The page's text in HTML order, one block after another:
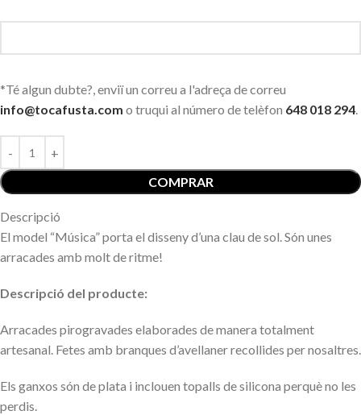
*Té algun dubte?, enviï un correu a l'adreça de correu
info@tocafusta.com o truqui al número de telèfon 648 018 294.
COMPRAR
Descripció
El model “Música” porta el disseny d’una clau de sol. Són unes
arracades amb molt de ritme!
Descripció del producte:
Arracades pirogravades elaborades de manera totalment
artesanal. Fetes amb branques d’avellaner recollides per nosaltres.
Els ganxos són de plata i inclouen topalls de silicona perquè no les
perdis.